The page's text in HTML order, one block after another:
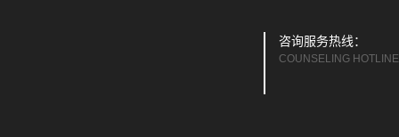
咨询服务热线：
COUNSELING HOTLINE